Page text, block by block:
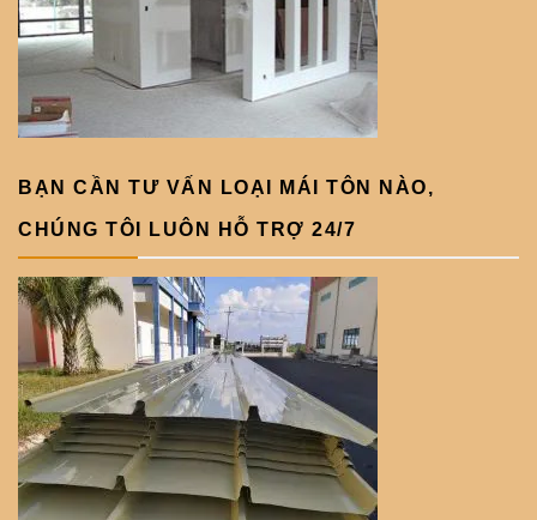
BẠN CẦN TƯ VẤN LOẠI MÁI TÔN NÀO,
CHÚNG TÔI LUÔN HỖ TRỢ 24/7